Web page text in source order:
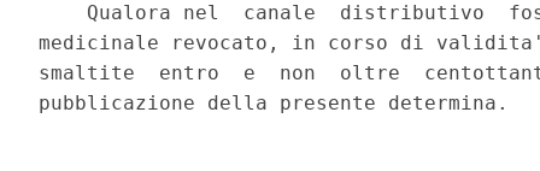
Qualora nel  canale  distributivo
medicinale revocato, in corso di
smaltite  entro  e  non  oltre